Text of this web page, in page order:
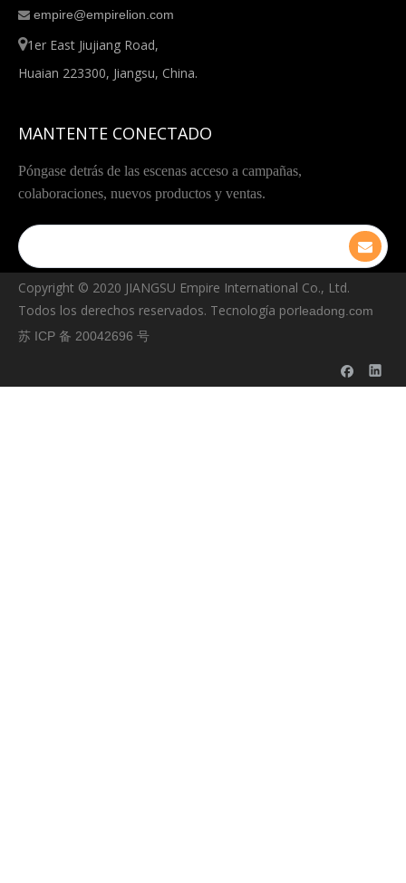
 empire@empirelion.com
1er East Jiujiang Road,
Huaian 223300, Jiangsu, China.
MANTENTE CONECTADO
Póngase detrás de las escenas acceso a campañas,
colaboraciones, nuevos productos y ventas.
Copyright © ️2020 JIANGSU Empire International Co., Ltd.
Todos los derechos reservados. Tecnología porleadong.com
苏 ICP 备 20042696 号